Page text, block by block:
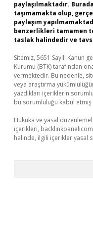
paylaşılmaktadır.
taşımamakta olup,
paylaşım
benzerlikleri tamamen
taslak halindedir ve
Sitemiz, 5651 Sayılı Kanun
Kurumu (BTK) tarafından
vermektedir. Bu nedenle,
veya araştırma
yazdıkları içeriklerin
bu sorumluluğu kabul etmiş
Hukuka ve yasal
içerikleri,
halinde, ilgili içerikler yasal